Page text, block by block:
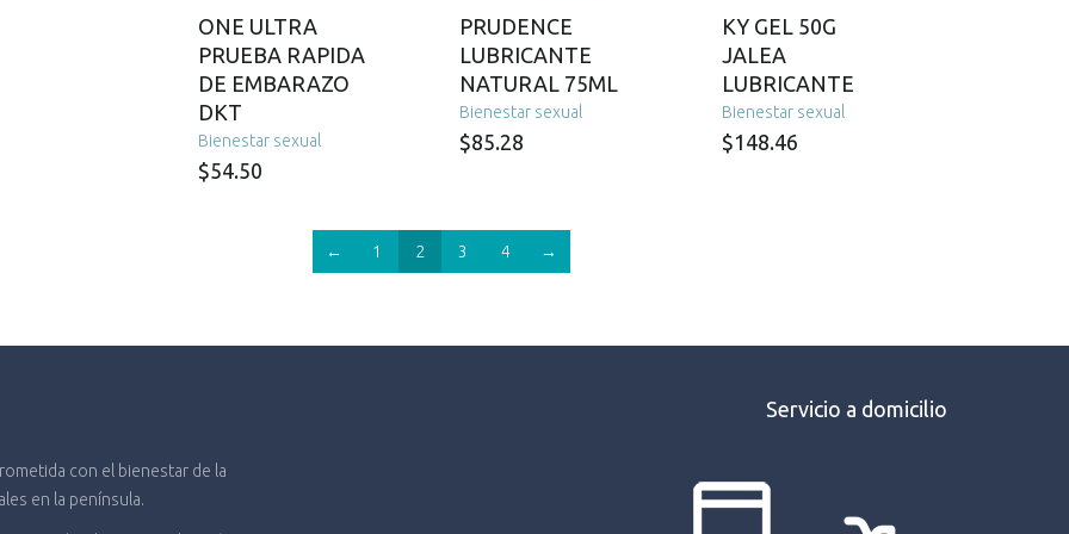
ONE ULTRA
PRUEBA RAPIDA
DE EMBARAZO
DKT
Bienestar sexual
$54.50
PRUDENCE
LUBRICANTE
NATURAL 75ML
Bienestar sexual
$85.28
KY GEL 50G
JALEA
LUBRICANTE
Bienestar sexual
$148.46
← 1 2 3 4 →
con el bienestar de la
en la península.
Servicio a domicilio